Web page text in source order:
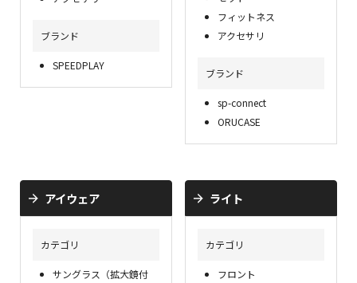
ブランド
SPEEDPLAY
フィットネス
アクセサリ
ブランド
sp-connect
ORUCASE
アイウェア
カテゴリ
サングラス（拡大鏡付
ライト
カテゴリ
フロント